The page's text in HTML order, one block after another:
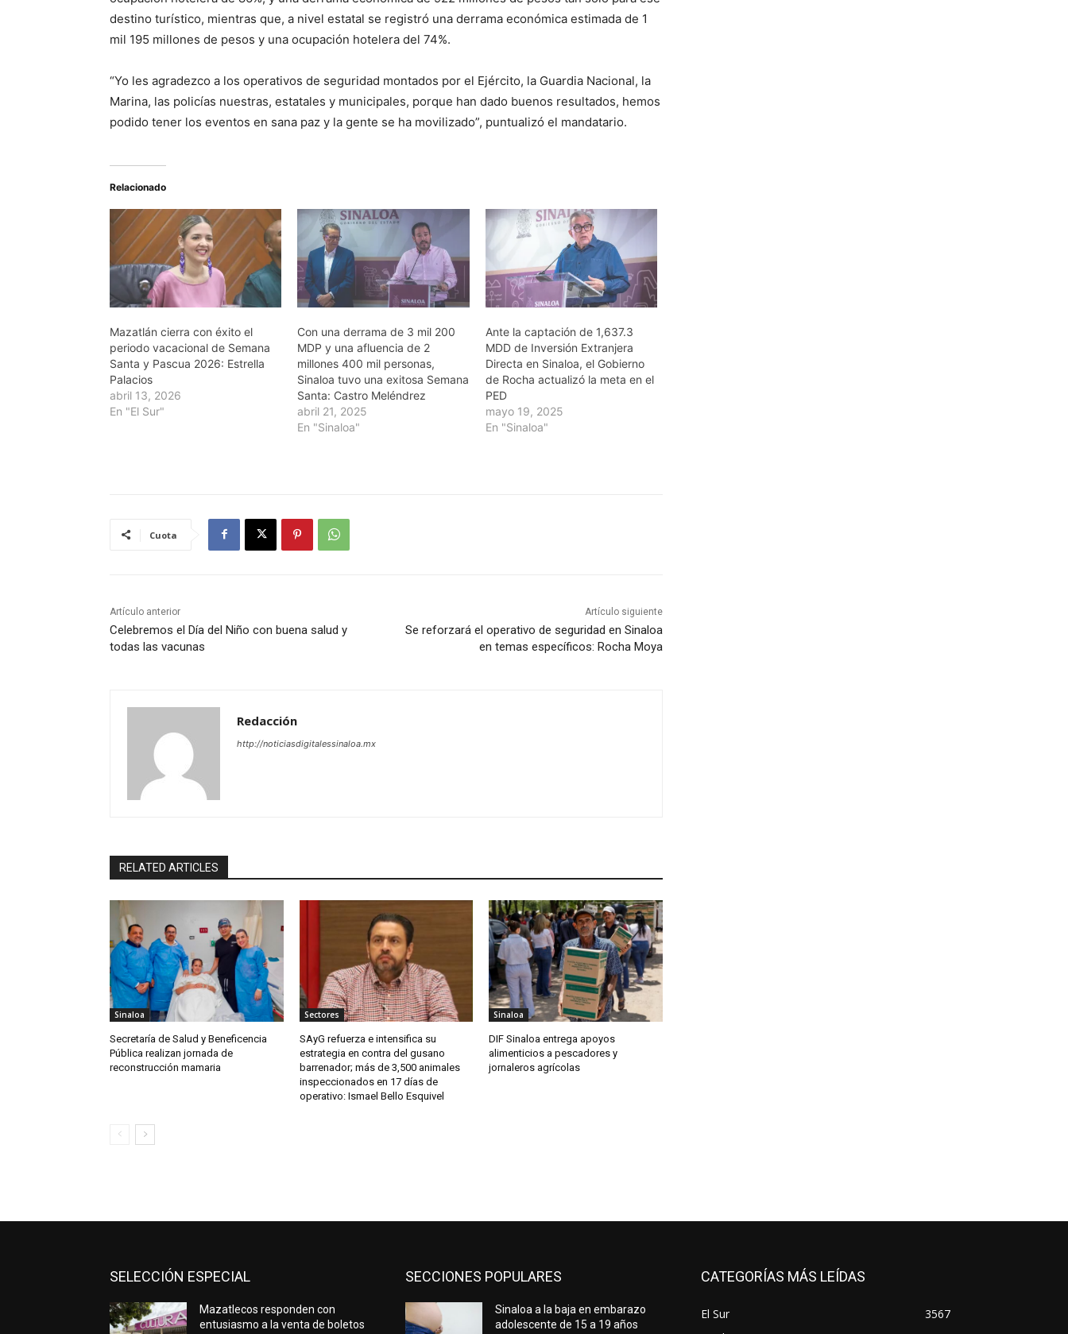
destino turístico, mientras que, a nivel estatal se registró una derrama económica estimada de 1
mil 195 millones de pesos y una ocupación hotelera del 74%.
“Yo les agradezco a los operativos de seguridad montados por el Ejército, la Guardia Nacional, la
Marina, las policías nuestras, estatales y municipales, porque han dado buenos resultados, hemos
podido tener los eventos en sana paz y la gente se ha movilizado”, puntualizó el mandatario.
Relacionado
Mazatlán cierra con éxito el
periodo vacacional de Semana
Santa y Pascua 2026: Estrella
Palacios
abril 13, 2026
En "El Sur"
Con una derrama de 3 mil 200
MDP y una afluencia de 2
millones 400 mil personas,
Sinaloa tuvo una exitosa Semana
Santa: Castro Meléndrez
abril 21, 2025
En "Sinaloa"
Ante la captación de 1,637.3
MDD de Inversión Extranjera
Directa en Sinaloa, el Gobierno
de Rocha actualizó la meta en el
PED
mayo 19, 2025
En "Sinaloa"
Cuota
Artículo anterior
Celebremos el Día del Niño con buena salud y
todas las vacunas
Artículo siguiente
Se reforzará el operativo de seguridad en Sinaloa
en temas específicos: Rocha Moya
Redacción
http://noticiasdigitalessinaloa.mx
RELATED ARTICLES
Sinaloa
Secretaría de Salud y Beneficencia
Pública realizan jornada de
reconstrucción mamaria
Sectores
SAyG refuerza e intensifica su
estrategia en contra del gusano
barrenador; más de 3,500 animales
inspeccionados en 17 días de
operativo: Ismael Bello Esquivel
Sinaloa
DIF Sinaloa entrega apoyos
alimenticios a pescadores y
jornaleros agrícolas
SELECCIÓN ESPECIAL
Mazatlecos responden con
entusiasmo a la venta de boletos
SECCIONES POPULARES
Sinaloa a la baja en embarazo
adolescente de 15 a 19 años
CATEGORÍAS MÁS LEÍDAS
El Sur
3567